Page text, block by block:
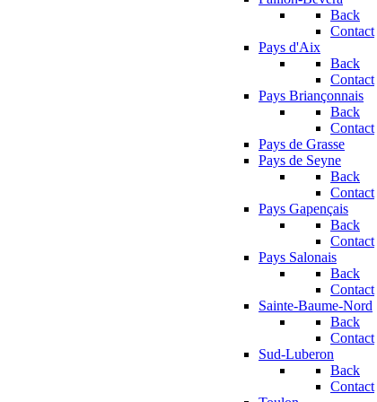
Back
Contact
Pays d'Aix
Back
Contact
Pays Briançonnais
Back
Contact
Pays de Grasse
Pays de Seyne
Back
Contact
Pays Gapençais
Back
Contact
Pays Salonais
Back
Contact
Sainte-Baume-Nord
Back
Contact
Sud-Luberon
Back
Contact